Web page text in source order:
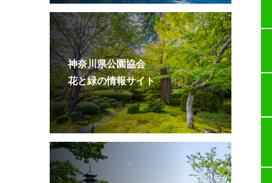
神奈川県公園協会
花と緑の情報サイト